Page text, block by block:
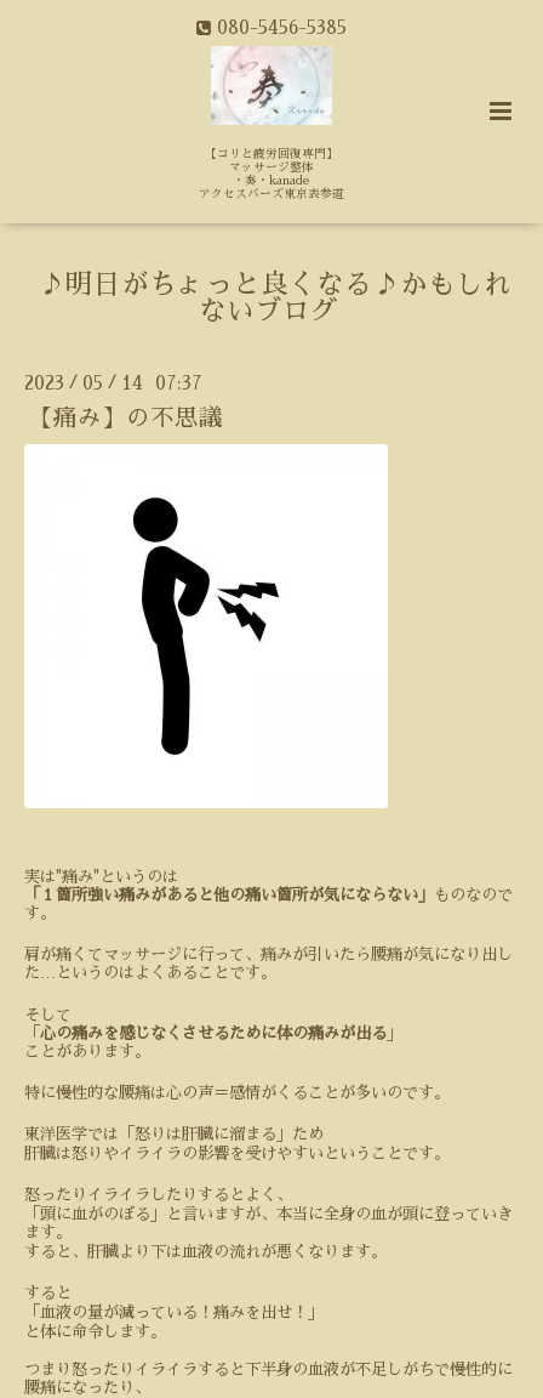
080-5456-5385
【コリと疲労回復専門】
マッサージ整体
・奏・kanade
アクセスバーズ東京表参道
♪明日がちょっと良くなる♪かもしれ
ないブログ
2023 / 05 / 14 07:37
【痛み】の不思議
実は"痛み"というのは
「１箇所強い痛みがあると他の痛い箇所が気にならない」
ものなので
す。
肩が痛くてマッサージに行って、痛みが引いたら腰痛が気になり出し
た… というのはよくあることです。
そして
「 心の痛みを感じなくさせるために体の痛みが出る
ことがあります。
特に慢性的な腰痛は心の声＝感情がくることが多いのです。
東洋医学では「怒りは肝臓に溜まる」ため
肝臓は怒りやイライラの影響を受けやすいということです。
怒ったりイライラしたりするとよく、
「頭に血がのぼる」と言いますが、本当に全身の血が頭に登っていき
ます。
すると、肝臓より下は血液の流れが悪くなります。
すると
「血液の量が減っている！痛みを出せ！」
と体に命令します。
つまり怒ったりイライラすると下半身の血液が不足しがちで慢性的に
腰痛になったり、